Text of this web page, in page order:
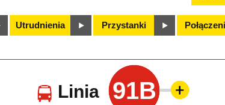
Utrudnienia Przystanki
Linia 91B